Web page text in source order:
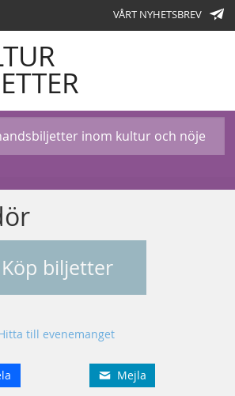
VÅRT NYHETSBREV
Köp biljetter
till evenemanget
Mejla